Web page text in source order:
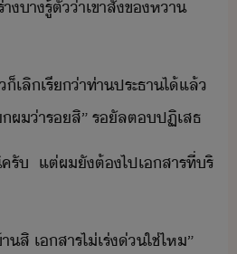
​า​รู้ตั​่า​เขา​สั่ข​หา​
เลิ​เรี่า​ท่า​ประธา​ไ้​แล้​
ผ​่า​ร​สิ​”​ ​รัล​ต​ปฏิเสธ
รั​ ​แต่​ผ​ั​ต้​ไป​เสาร​ที่​ริ
​สิ​ ​เสาร​ไ่​เร่่​ใช่ไห​”